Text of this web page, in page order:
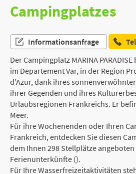
Campingplatzes
Informationsanfrage
Der Campingplatz MARINA
im Departement Var, in der Region
d'Azur, dank ihres
ihrer Gegenden und ihres
Urlaubsregionen Frankreichs. Er
Meer.
Für ihre Wochenenden oder Ihren
Frankreich, entdecken Sie diesen
dem Ihnen 298 Stellplätze
Ferienunterkünfte ().
Für Ihre Wasserfreizeitaktivitäten